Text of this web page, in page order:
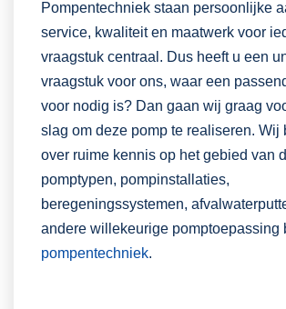
Pompentechniek staan persoonlijke
service, kwaliteit en maatwerk voor
vraagstuk centraal. Dus heeft u een
vraagstuk voor ons, waar een
voor nodig is? Dan gaan wij graag
slag om deze pomp te realiseren. Wij
over ruime kennis op het gebied van
pomptypen, pompinstallaties,
beregeningssystemen,
andere willekeurige pomptoepassing
pompentechniek.